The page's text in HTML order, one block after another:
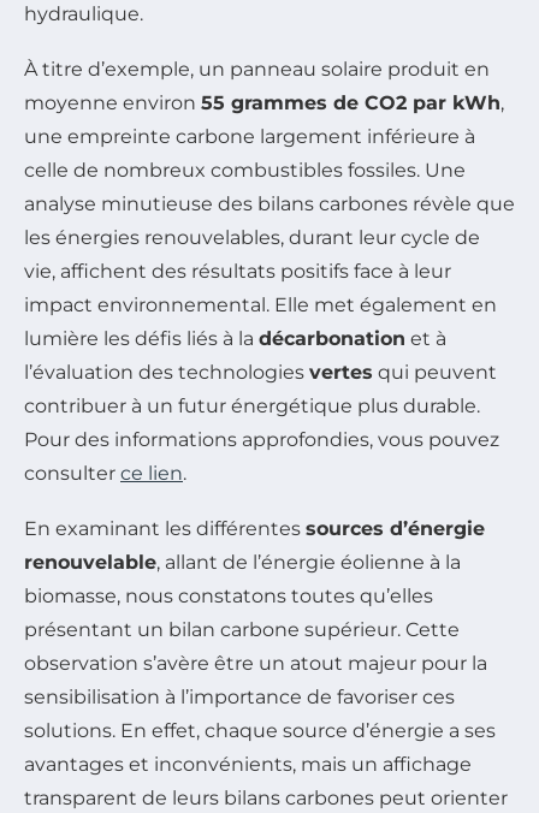
hydraulique.
À titre d’exemple, un panneau solaire produit en
moyenne environ 55 grammes de CO2 par kWh,
une empreinte carbone largement inférieure à
celle de nombreux combustibles fossiles. Une
analyse minutieuse des bilans carbones révèle que
les énergies renouvelables, durant leur cycle de
vie, affichent des résultats positifs face à leur
impact environnemental. Elle met également en
lumière les défis liés à la décarbonation et à
l’évaluation des technologies vertes qui peuvent
contribuer à un futur énergétique plus durable.
Pour des informations approfondies, vous pouvez
consulter ce lien.
En examinant les différentes sources d’énergie
renouvelable, allant de l’énergie éolienne à la
biomasse, nous constatons toutes qu’elles
présentant un bilan carbone supérieur. Cette
observation s’avère être un atout majeur pour la
sensibilisation à l’importance de favoriser ces
solutions. En effet, chaque source d’énergie a ses
avantages et inconvénients, mais un affichage
transparent de leurs bilans carbones peut orienter